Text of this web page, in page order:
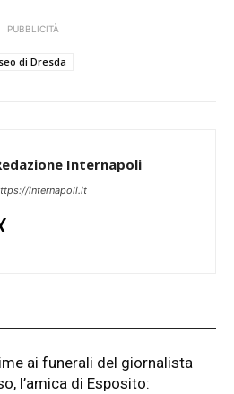
PUBBLICITÀ
di Dresda
Internapoli
internapoli.it
ai funerali del giornalista
l’amica di Esposito: